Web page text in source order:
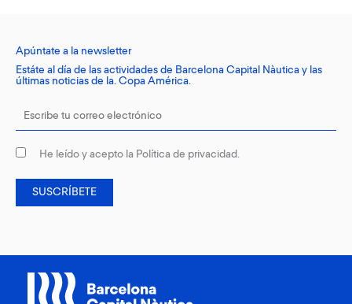
Apúntate a la newsletter
Estáte al día de las actividades de Barcelona Capital Nàutica y las
últimas noticias de la. Copa América.
He leído y acepto la Política de privacidad .